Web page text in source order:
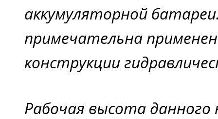
аккумуляторной
примечательна
конструкции
Рабочая высота